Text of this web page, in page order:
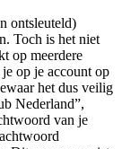
ontsleuteld)
Toch is het niet
op meerdere
op je account op
het dus veilig
Nederland”,
van je